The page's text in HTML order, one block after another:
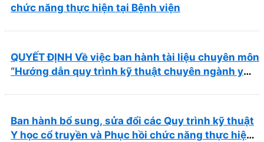
chức năng thực hiện tại Bệnh viện
QUYẾT ĐỊNH Về việc ban hành tài liệu chuyên môn
“Hướng dẫn quy trình kỹ thuật chuyên ngành y
Ban hành bổ sung, sửa đổi các Quy trình kỹ thuật
Y học cổ truyền và Phục hồi chức năng thực hiện